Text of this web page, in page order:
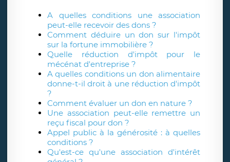
A quelles conditions une association
peut-elle recevoir des dons ?
Comment déduire un don sur l'impôt
sur la fortune immobilière ?
Quelle réduction d'impôt pour le
mécénat d'entreprise ?
A quelles conditions un don alimentaire
donne-t-il droit à une réduction d'impôt
?
Comment évaluer un don en nature ?
Une association peut-elle remettre un
reçu fiscal pour don ?
Appel public à la générosité : à quelles
conditions ?
Qu'est-ce qu'une association d'intérêt